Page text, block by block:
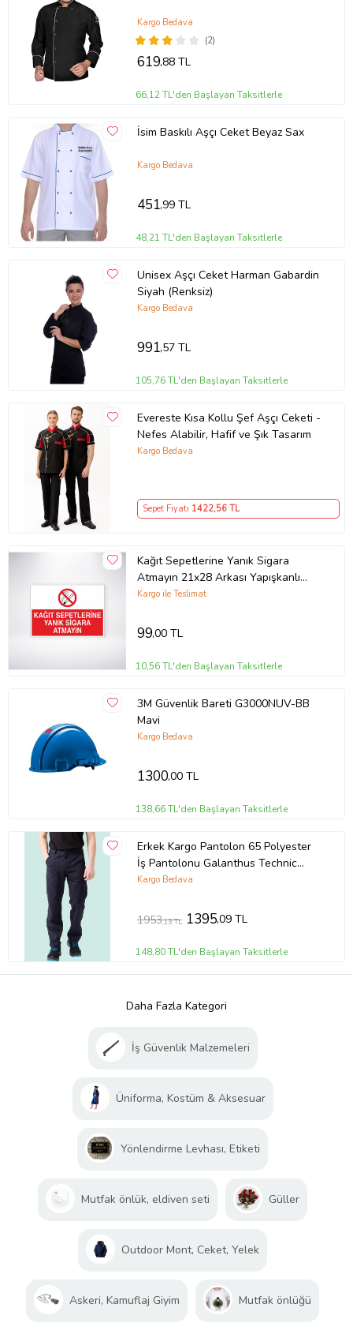
(2)
Kargo Bedava
619,88 TL
66,12 TL'den Başlayan Taksitlerle
İsim Baskılı Aşçı Ceket Beyaz Sax
Kargo Bedava
451,99 TL
48,21 TL'den Başlayan Taksitlerle
Unisex Aşçı Ceket Harman Gabardin
Siyah (Renksiz)
Kargo Bedava
991,57 TL
105,76 TL'den Başlayan Taksitlerle
Evereste Kısa Kollu Şef Aşçı Ceketi -
Nefes Alabilir, Hafif ve Şık Tasarım
Kargo Bedava
Sepet Fiyatı 1422,56 TL
Kağıt Sepetlerine Yanık Sigara
Atmayın 21x28 Arkası Yapışkanlı
Levha
Kargo ile Teslimat
99,00 TL
10,56 TL'den Başlayan Taksitlerle
3M Güvenlik Bareti G3000NUV-BB
Mavi
Kargo Bedava
1300,00 TL
138,66 TL'den Başlayan Taksitlerle
Erkek Kargo Pantolon 65 Polyester
İş Pantolonu Galanthus Technic
Cepli Rahat Kalıp (Lacivert)
Kargo Bedava
1953,13 TL 1395,09 TL
148,80 TL'den Başlayan Taksitlerle
Daha Fazla Kategori
İş Güvenlik Malzemeleri
Üniforma, Kostüm & Aksesuar
Yönlendirme Levhası, Etiketi
Mutfak önlük, eldiven seti Güller
Outdoor Mont, Ceket, Yelek
Askeri, Kamuflaj Giyim Mutfak önlüğü